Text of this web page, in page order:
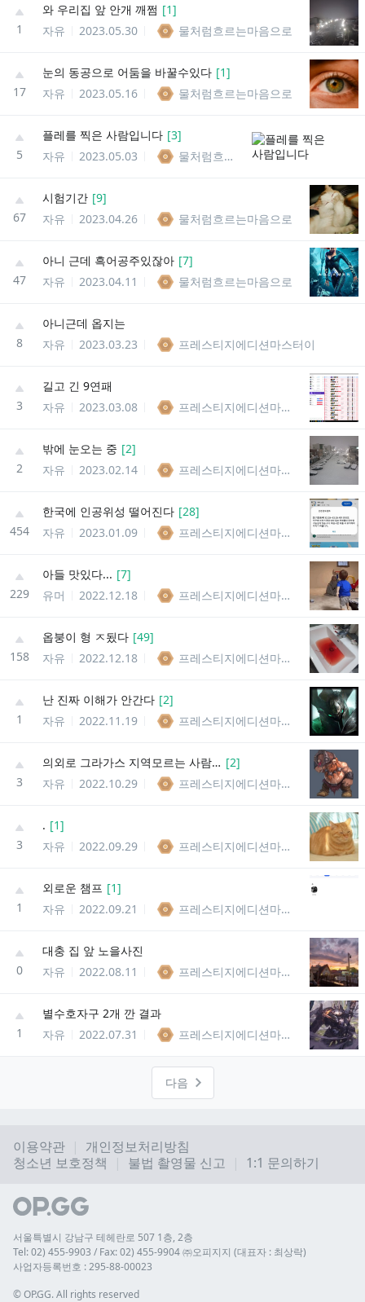
1
와 우리집 앞 안개 깨쩜 [1]
자유
2023.05.30 물처럼흐르는마음으로
17
눈의 동공으로 어둠을 바꿀수있다 [1]
자유
2023.05.16 물처럼흐르는마음으로
5
플레를 찍은 사람입니다 [3]
자유
2023.05.03 물처럼흐르는마음으로
67
시험기간 [9]
자유
2023.04.26 물처럼흐르는마음으로
47
아니 근데 흑어공주있잖아 [7]
자유
2023.04.11 물처럼흐르는마음으로
8
아니근데 옵지는
자유
2023.03.23 프레스티지에디션마스터이
3
길고 긴 9연패
자유
2023.03.08 프레스티지에디션마스터이
2
밖에 눈오는 중 [2]
자유
2023.02.14 프레스티지에디션마스터이
454
한국에 인공위성 떨어진다 [28]
자유
2023.01.09 프레스티지에디션마스터이
229
아들 맛있다... [7]
유머
2022.12.18 프레스티지에디션마스터이
158
옵붕이 형 ㅈ됬다 [49]
자유
2022.12.18 프레스티지에디션마스터이
1
난 진짜 이해가 안간다 [2]
자유
2022.11.19 프레스티지에디션마스터이
3
의외로 그라가스 지역모르는 사람 많음 [2]
자유
2022.10.29 프레스티지에디션마스터이
3
. [1]
자유
2022.09.29 프레스티지에디션마스터이
1
외로운 챔프 [1]
자유
2022.09.21 프레스티지에디션마스터이
0
대충 집 앞 노을사진
자유
2022.08.11 프레스티지에디션마스터이
1
별수호자구 2개 깐 결과
자유
2022.07.31 프레스티지에디션마스터이
다음
이용약관
개인정보처리방침
청소년 보호정책
불법 촬영물 신고 1:1 문의하기
서울특별시 강남구 테헤란로 507 1층, 2층
Tel: 02) 455-9903 / Fax: 02) 455-9904 ㈜오피지지 (대표자 : 최상락)
사업자등록번호 : 295-88-00023
© OP.GG. All rights reserved